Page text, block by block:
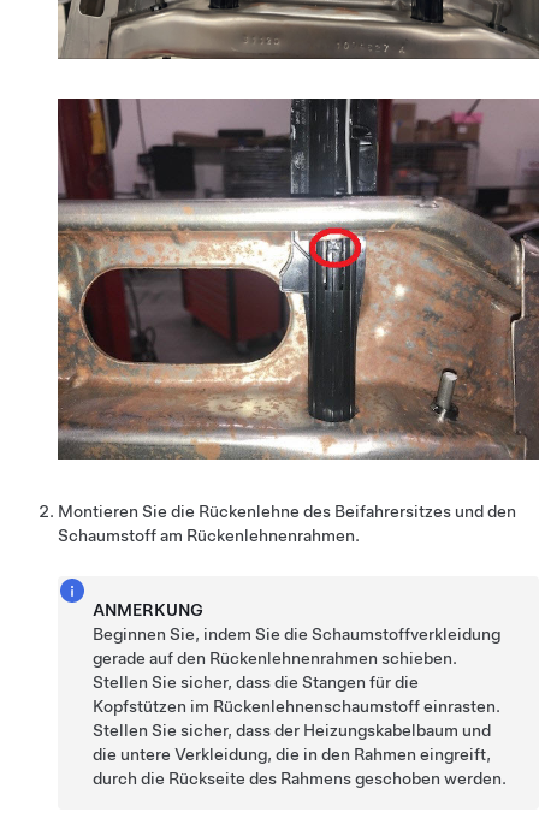
Montieren Sie die Rückenlehne des Beifahrersitzes und den
Schaumstoff am Rückenlehnenrahmen.
ANMERKUNG
Beginnen Sie, indem Sie die Schaumstoffverkleidung
gerade auf den Rückenlehnenrahmen schieben.
Stellen Sie sicher, dass die Stangen für die
Kopfstützen im Rückenlehnenschaumstoff einrasten.
Stellen Sie sicher, dass der Heizungskabelbaum und
die untere Verkleidung, die in den Rahmen eingreift,
durch die Rückseite des Rahmens geschoben werden.